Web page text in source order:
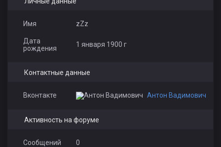
Имя zZz
Дата
рождения
1 января 1900 г
Контактные данные
Вконтакте Антон Вадимович
Активность на форуме
Сообщений 0